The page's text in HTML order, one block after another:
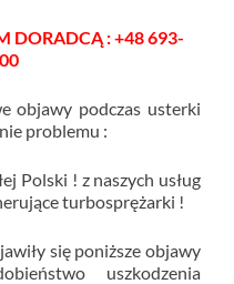
DORADCĄ : +48 693-
objawy podczas usterki
problemu :
Polski ! z naszych usług
turbosprężarki !
się poniższe objawy
uszkodzenia